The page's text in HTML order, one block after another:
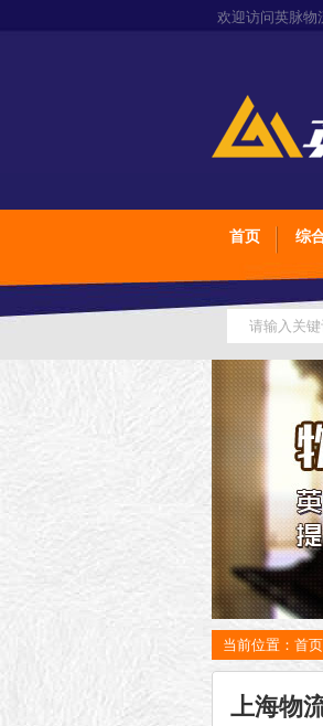
欢迎访问英脉物
首页 综
当前位置： 首页
上海物